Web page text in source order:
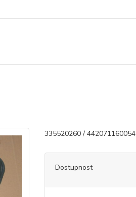
335520260 / 442071160054
Dostupnost